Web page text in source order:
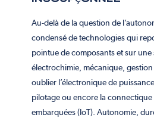
Au-delà de la question de
condensé de technologies qui
pointue de composants et sur une
électrochimie, mécanique,
oublier l’électronique de
pilotage ou encore la
embarquées (IoT). Autonomie,